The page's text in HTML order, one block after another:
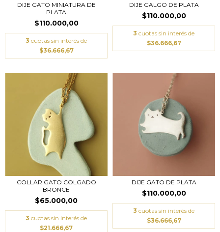
DIJE GATO MINIATURA DE
PLATA
$110.000,00
3 cuotas sin interés de
$36.666,67
DIJE GALGO DE PLATA
$110.000,00
3 cuotas sin interés de
$36.666,67
COLLAR GATO COLGADO
BRONCE
$65.000,00
3 cuotas sin interés de
$21.666,67
DIJE GATO DE PLATA
$110.000,00
3 cuotas sin interés de
$36.666,67